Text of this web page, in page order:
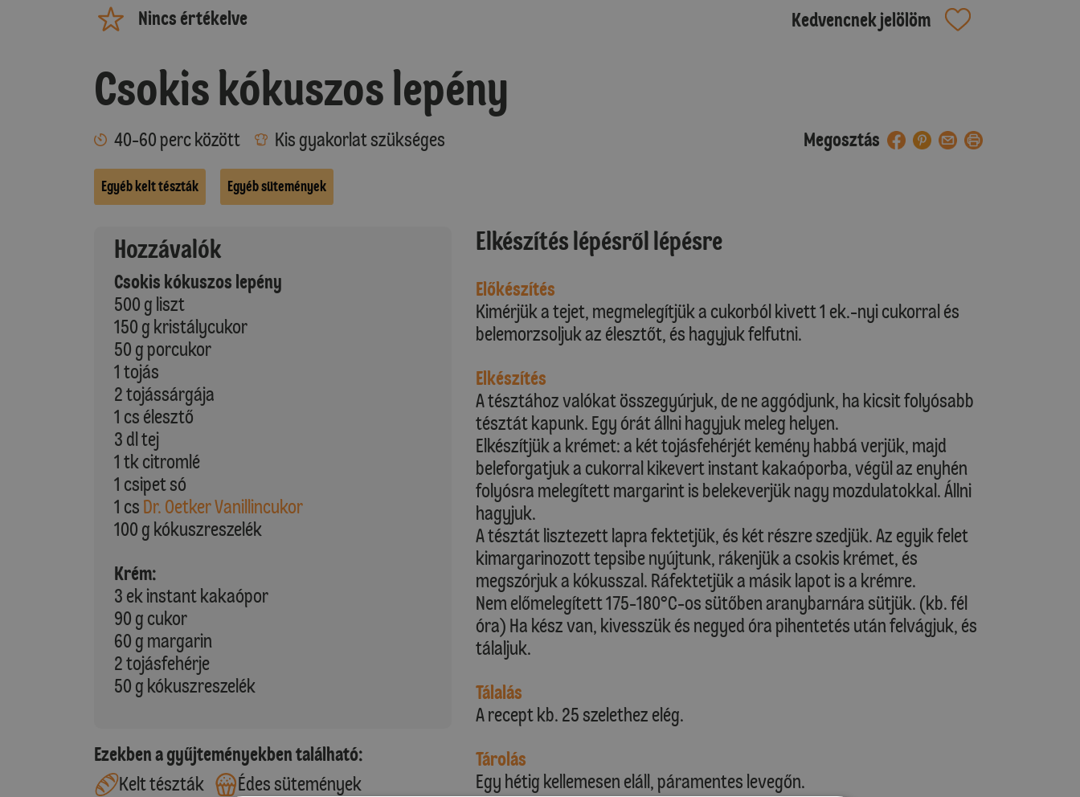
Nincs értékelve Kedvencnek jelölöm
Csokis kókuszos lepény
40-60 perc között Kis gyakorlat szükséges Megosztás
Egyéb kelt tészták Egyéb sütemények
Hozzávalók
Csokis kókuszos lepény
500 g liszt
150 g kristálycukor
50 g porcukor
1 tojás
2 tojássárgája
1 cs élesztő
3 dl tej
1 tk citromlé
1 csipet só
1 cs Dr. Oetker Vanillincukor
100 g kókuszreszelék
Krém:
3 ek instant kakaópor
90 g cukor
60 g margarin
2 tojásfehérje
50 g kókuszreszelék
Ezekben a gyűjteményekben található:
Kelt tészták
Édes sütemények
Elkészítés lépésről lépésre
Előkészítés
Kimérjük a tejet, megmelegítjük a cukorból kivett 1 ek.-nyi cukorral és
belemorzsoljuk az élesztőt, és hagyjuk felfutni.
Elkészítés
A tésztához valókat összegyúrjuk, de ne aggódjunk, ha kicsit folyósabb
tésztát kapunk. Egy órát állni hagyjuk meleg helyen.
Elkészítjük a krémet: a két tojásfehérjét kemény habbá verjük, majd
beleforgatjuk a cukorral kikevert instant kakaóporba, végül az enyhén
folyósra melegített margarint is belekeverjük nagy mozdulatokkal. Állni
hagyjuk.
A tésztát lisztezett lapra fektetjük, és két részre szedjük. Az egyik felet
kimargarinozott tepsibe nyújtunk, rákenjük a csokis krémet, és
megszórjuk a kókusszal. Ráfektetjük a másik lapot is a krémre.
Nem előmelegített 175-180°C-os sütőben aranybarnára sütjük. (kb. fél
óra) Ha kész van, kivesszük és negyed óra pihentetés után felvágjuk, és
tálaljuk.
Tálalás
A recept kb. 25 szelethez elég.
Tárolás
Egy hétig kellemesen eláll, páramentes levegőn.